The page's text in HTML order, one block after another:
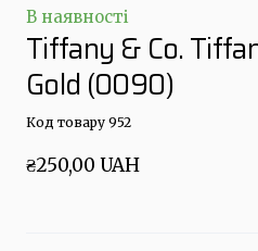
В наявності
Tiffany & Co.
Gold (0090)
Код товару 952
₴250,00 UAH